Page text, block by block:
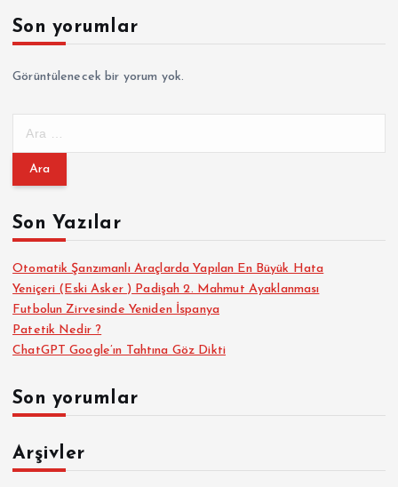
Son yorumlar
Görüntülenecek bir yorum yok.
m
:Son Yazılar
Otomatik Şanzımanlı Araçlarda Yapılan En Büyük Hata
Yeniçeri (Eski Asker ) Padişah 2. Mahmut Ayaklanması
Futbolun Zirvesinde Yeniden İspanya
Patetik Nedir ?
ChatGPT Google’ın Tahtına Göz Dikti
Son yorumlar
Arşivler